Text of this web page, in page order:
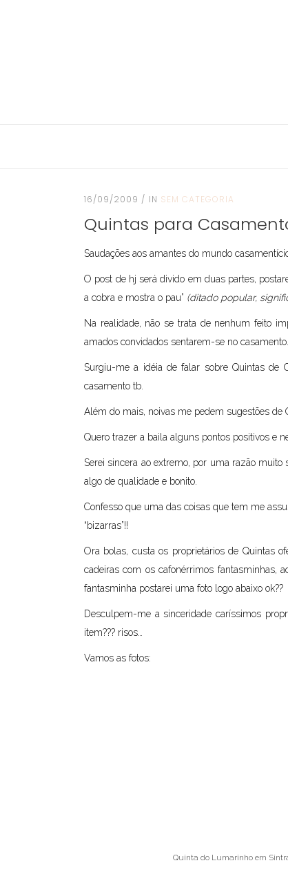
16/09/2009 IN SEM CATEGORIA
Quintas para
Saudações aos amantes do mundo
O post de hj será divido em duas partes,
a cobra e mostra o pau” (ditado popular,
Na realidade, não se trata de nenhum feito
amados convidados sentarem-se no casamento.
Surgiu-me a idéia de falar sobre Quintas de
casamento tb.
Além do mais, noivas me pedem sugestões de
Quero trazer a baila alguns pontos positivos e
Serei sincera ao extremo, por uma razão
algo de qualidade e bonito.
Confesso que uma das coisas que tem me
“bizarras”!!
Ora bolas, custa os proprietários de Quintas
cadeiras com os cafonérrimos fantasminhas,
fantasminha postarei uma foto logo abaixo ok??
Desculpem-me a sinceridade caríssimos
item??? risos…
Vamos as fotos:
Quinta do Lumarinho em